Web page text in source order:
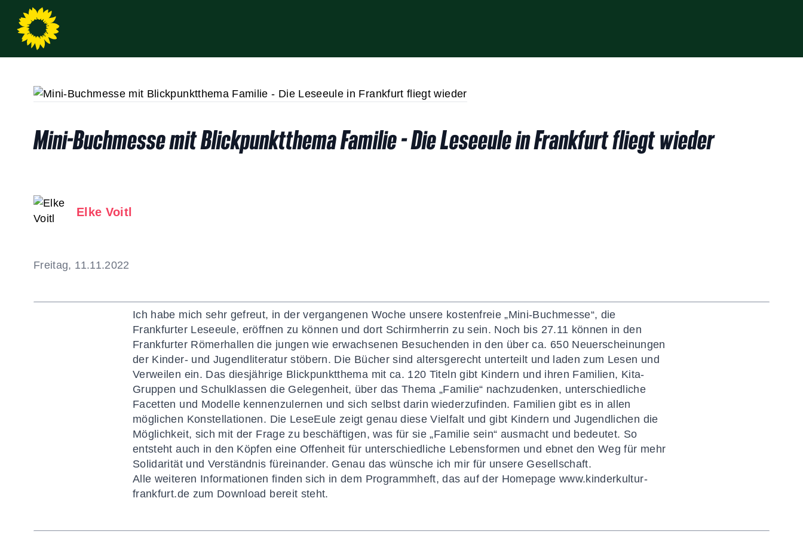
Mini-Buchmesse mit Blickpunktthema Familie - Die Leseeule in Frankfurt fliegt wieder
Elke Voitl
Freitag, 11.11.2022
Ich habe mich sehr gefreut, in der vergangenen Woche unsere kostenfreie „Mini-Buchmesse“, die
Frankfurter Leseeule, eröffnen zu können und dort Schirmherrin zu sein. Noch bis 27.11 können in den
Frankfurter Römerhallen die jungen wie erwachsenen Besuchenden in den über ca. 650 Neuerscheinungen
der Kinder- und Jugendliteratur stöbern. Die Bücher sind altersgerecht unterteilt und laden zum Lesen und
Verweilen ein. Das diesjährige Blickpunktthema mit ca. 120 Titeln gibt Kindern und ihren Familien, Kita-
Gruppen und Schulklassen die Gelegenheit, über das Thema „Familie“ nachzudenken, unterschiedliche
Facetten und Modelle kennenzulernen und sich selbst darin wiederzufinden. Familien gibt es in allen
möglichen Konstellationen. Die LeseEule zeigt genau diese Vielfalt und gibt Kindern und Jugendlichen die
Möglichkeit, sich mit der Frage zu beschäftigen, was für sie „Familie sein“ ausmacht und bedeutet. So
entsteht auch in den Köpfen eine Offenheit für unterschiedliche Lebensformen und ebnet den Weg für mehr
Solidarität und Verständnis füreinander. Genau das wünsche ich mir für unsere Gesellschaft.
Alle weiteren Informationen finden sich in dem Programmheft, das auf der Homepage www.kinderkultur-
frankfurt.de zum Download bereit steht.